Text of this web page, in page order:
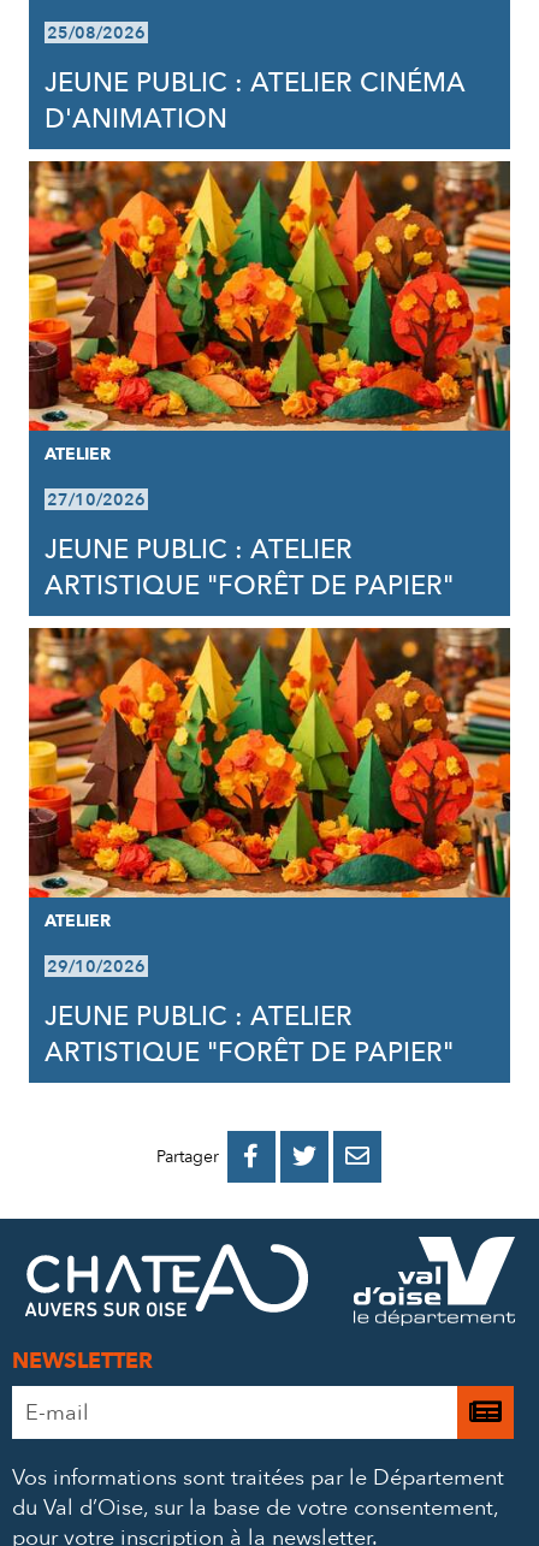
25/08/2026
JEUNE PUBLIC : ATELIER CINÉMA
D'ANIMATION
ATELIER
27/10/2026
JEUNE PUBLIC : ATELIER
ARTISTIQUE "FORÊT DE PAPIER"
ATELIER
29/10/2026
JEUNE PUBLIC : ATELIER
ARTISTIQUE "FORÊT DE PAPIER"
Partager 
PARTAGER
FACEBOOK
PARTAGER
PARTAGER
MAIL
NEWSLETTER
Adresse
e-
*
Je
à
Vos informations sont traitées par le Département
du Val d’Oise, sur la base de votre consentement,
pour votre inscription à la newsletter.